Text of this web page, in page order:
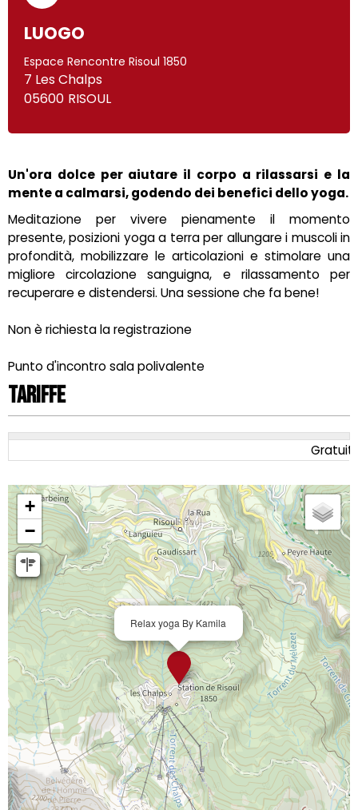
LUOGO
Espace Rencontre Risoul 1850
7 Les Chalps
05600 RISOUL
Un'ora dolce per aiutare il corpo a rilassarsi e la
mente a calmarsi, godendo dei benefici dello yoga.
Meditazione per vivere pienamente il momento
presente, posizioni yoga a terra per allungare i muscoli in
profondità, mobilizzare le articolazioni e stimolare una
migliore circolazione sanguigna, e rilassamento per
recuperare e distendersi. Una sessione che fa bene!
Non è richiesta la registrazione
Punto d'incontro sala polivalente
Tariffe
Relax yoga By Kamila
+
−